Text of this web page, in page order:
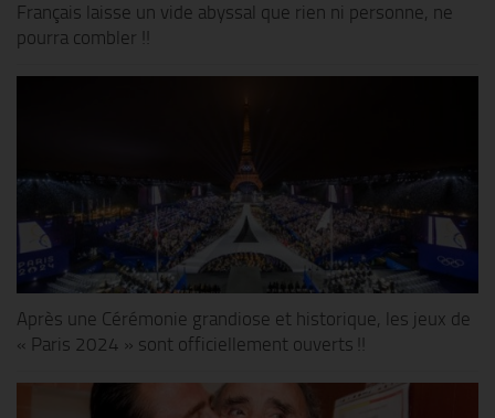
Français laisse un vide abyssal que rien ni personne, ne
pourra combler !!
Après une Cérémonie grandiose et historique, les jeux de
« Paris 2024 » sont officiellement ouverts !!